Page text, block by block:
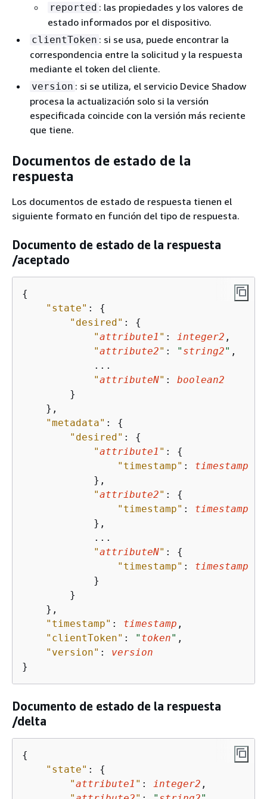
reported : las propiedades y los valores de
estado informados por el dispositivo.
clientToken : si se usa, puede encontrar la
correspondencia entre la solicitud y la respuesta
mediante el token del cliente.
version : si se utiliza, el servicio Device Shadow
procesa la actualización solo si la versión
especificada coincide con la versión más reciente
que tiene.
Documentos de estado de la
respuesta
Los documentos de estado de respuesta tienen el
siguiente formato en función del tipo de respuesta.
Documento de estado de la respuesta
/aceptado
{
"state" : {
"desired" : {
"attribute1 " : integer2 ,
"attribute2" : " string2" ,
            ...
"attributeN" : boolean2
        }
    },
"metadata" : {
"desired" : {
"attribute1 " : {
"timestamp" : timestamp
            },
"attribute2" : {
"timestamp" : timestamp
            },
            ...
"attributeN" : {
"timestamp" : timestamp
            }
        }
    },
"timestamp" : timestamp ,
"clientToken" : " token" ,
"version" : version
}
Documento de estado de la respuesta
/delta
{
"state" : {
"attribute1 " : integer2 ,